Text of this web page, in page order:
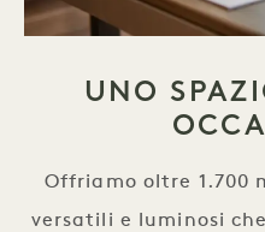
UNO
Offriamo oltre 1.700
versatili e luminosi